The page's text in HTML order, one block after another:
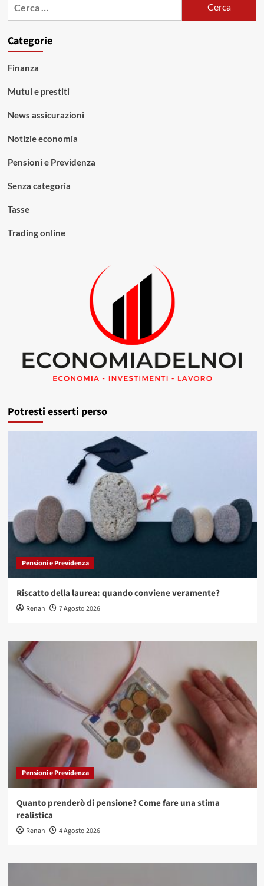
Categorie
Finanza
Mutui e prestiti
News assicurazioni
Notizie economia
Pensioni e Previdenza
Senza categoria
Tasse
Trading online
Potresti esserti perso
Pensioni e Previdenza
Riscatto della laurea: quando conviene veramente?
Renan 7 Agosto 2026
Pensioni e Previdenza
Quanto prenderò di pensione? Come fare una stima
realistica
Renan 4 Agosto 2026